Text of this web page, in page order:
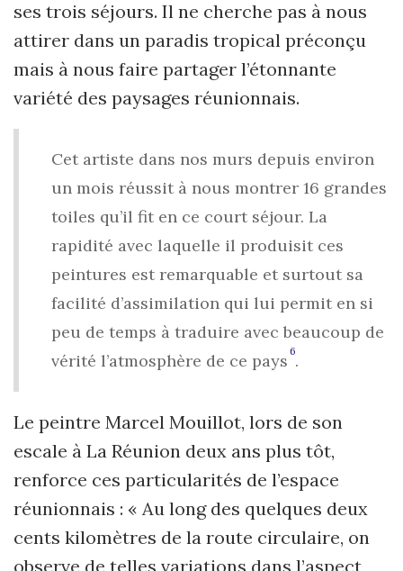
ses trois séjours. Il ne cherche pas à nous
attirer dans un paradis tropical préconçu
mais à nous faire partager l’étonnante
variété des paysages réunionnais.
Cet artiste dans nos murs depuis environ
un mois réussit à nous montrer 16 grandes
toiles qu’il fit en ce court séjour. La
rapidité avec laquelle il produisit ces
peintures est remarquable et surtout sa
facilité d’assimilation qui lui permit en si
peu de temps à traduire avec beaucoup de
vérité l’atmosphère de ce pays 6.
Le peintre Marcel Mouillot, lors de son
escale à La Réunion deux ans plus tôt,
renforce ces particularités de l’espace
réunionnais : « Au long des quelques deux
cents kilomètres de la route circulaire, on
observe de telles variations dans l’aspect